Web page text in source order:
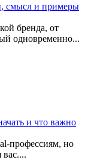
смысл и примеры
бренда, от
одновременно...
и что важно
профессиям, но
вас....